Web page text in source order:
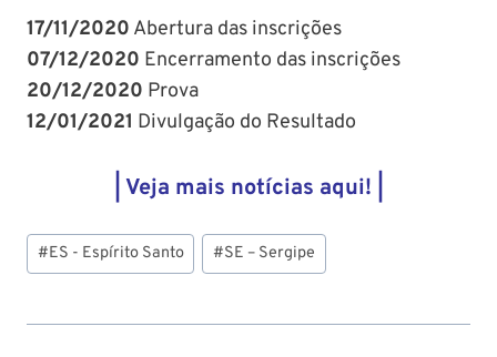
17/11/2020 Abertura das inscrições
07/12/2020 Encerramento das inscrições
20/12/2020 Prova
12/01/2021 Divulgação do Resultado
| Veja mais notícias aqui! |
Tags
do
#ES - Espírito Santo #SE – Sergipe